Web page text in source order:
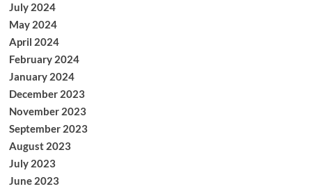
July 2024
May 2024
April 2024
February 2024
January 2024
December 2023
November 2023
September 2023
August 2023
July 2023
June 2023